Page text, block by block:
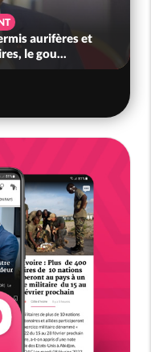
aurifères et
le gou...